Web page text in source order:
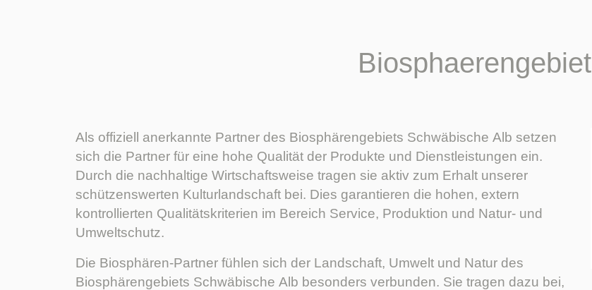
Biosphaerengebiet
Als offiziell anerkannte Partner des Biosphärengebiets Schwäbische Alb setzen
sich die Partner für eine hohe Qualität der Produkte und Dienstleistungen ein.
Durch die nachhaltige Wirtschaftsweise tragen sie aktiv zum Erhalt unserer
schützenswerten Kulturlandschaft bei. Dies garantieren die hohen, extern
kontrollierten Qualitätskriterien im Bereich Service, Produktion und Natur- und
Umweltschutz.
Die Biosphären-Partner fühlen sich der Landschaft, Umwelt und Natur des
Biosphärengebiets Schwäbische Alb besonders verbunden. Sie tragen dazu bei,